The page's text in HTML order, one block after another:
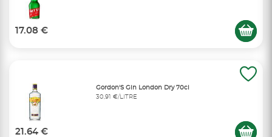
17.08 €
Gordon'S Gin London Dry 70cl
30,91 €/LITRE
21.64 €